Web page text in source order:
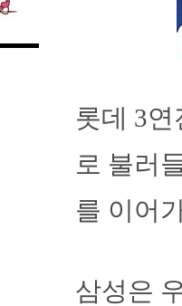
롯데 3
로 불러
를 이어
삼성은